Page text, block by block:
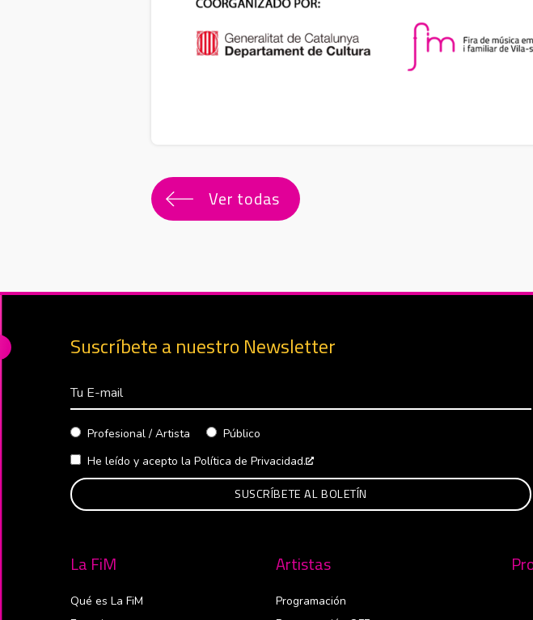
Ver todas
Suscríbete a nuestro Newsletter
Correo Electrónico
Profesional / Artista
Público
He leído y acepto la Política de Privacidad.
La FiM
Qué es La FiM
Artistas
Programación